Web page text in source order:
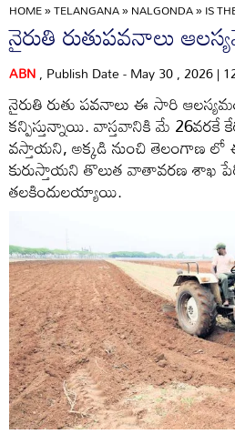
HOME»TELANGANA»NALGONDA»IS
నైరుతి రుతుపవనాలు
ABN, Publish Date - May 30 , 2026 |
నైరుతి రుతు పవనాలు ఈ సారి
కన్పిస్తున్నాయి. వాస్తవానికి మే 26వరకే
వస్తాయని, అక్కడి నుంచి తెలంగాణ లో
కురుస్తాయని తొలుత వాతావరణ శాఖ
తలకిందులయ్యాయి.